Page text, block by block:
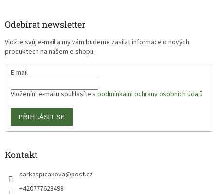
Odebírat newsletter
Vložte svůj e-mail a my vám budeme zasílat informace o nových
produktech na našem e-shopu.
E-mail
Vložením e-mailu souhlasíte s podmínkami ochrany osobních údajů
PŘIHLÁSIT SE
Kontakt
sarkaspicakova@post.cz
+420777623498